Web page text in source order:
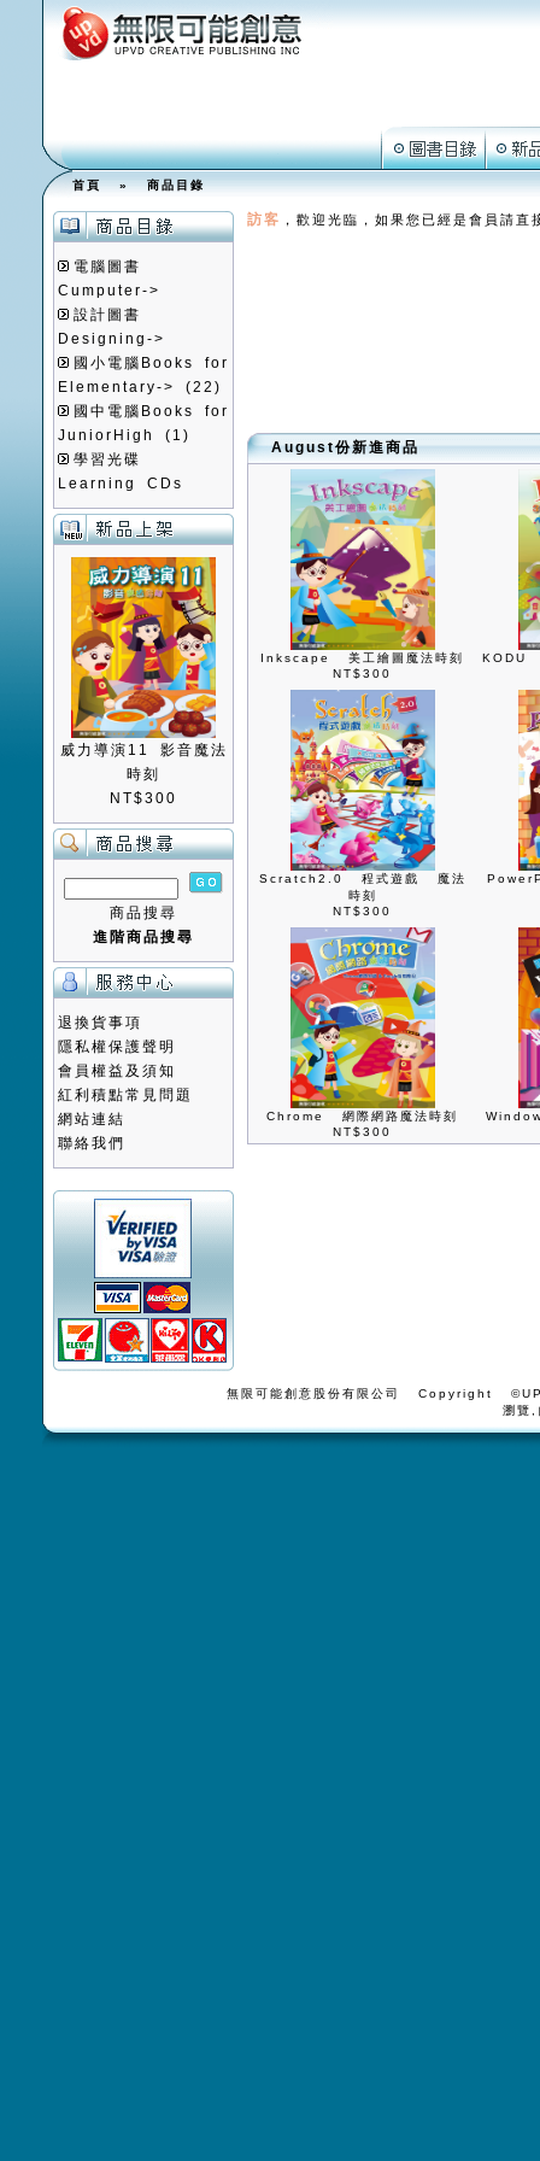
首頁»商品目錄
電腦圖書
Cumputer->
設計圖書
Designing->
國小電腦Books for
Elementary->
(22)
國中電腦Books for
JuniorHigh
(1)
學習光碟
Learning CDs
威力導演11 影音魔法
時刻
NT$300
商品搜尋
進階商品搜尋
退換貨事項
隱私權保護聲明
會員權益及須知
紅利積點常見問題
網站連結
聯絡我們
訪客 ，歡迎光臨，如果您已經是會員請直
August份新進商品
Inkscape 美工繪圖魔法時刻
NT$300
KODU
Scratch2.0 程式遊戲 魔法
時刻
NT$300
Chrome 網際網路魔法時刻
NT$300
無限可能創意股份有限公司 Copyright
瀏